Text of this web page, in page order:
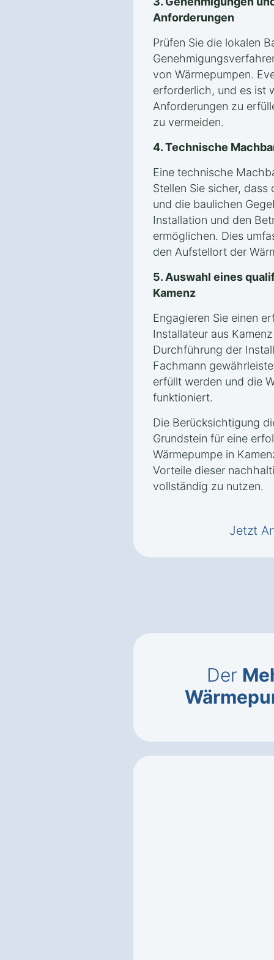
Anforderungen
Prüfen Sie die lokalen
von Wärmepumpen.
erforderlich, und es ist
Anforderungen zu
zu vermeiden.
4. Technische
Eine technische
Stellen Sie sicher,
und die baulichen
Installation und den
ermöglichen. Dies
den Aufstellort der
5. Auswahl eines
Kamenz
Engagieren Sie einen
Installateur aus
Durchführung der
Fachmann
erfüllt werden und die
funktioniert.
Die Berücksichtigung
Grundstein für eine
Wärmepumpe in
Vorteile dieser
vollständig zu nutzen.
Jetzt
Der